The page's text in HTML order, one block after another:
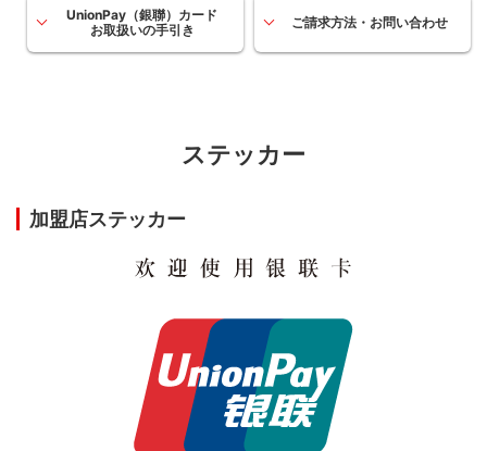
UnionPay（銀聯）カード
お取扱いの手引き
ご請求方法・お問い合わせ
ステッカー
加盟店ステッカー